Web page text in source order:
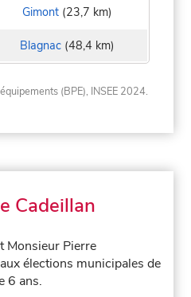
Gimont(23,7 km)
Blagnac(48,4 km)
(BPE), INSEE 2024.
Cadeillan
Monsieur Pierre
élections municipales de
6 ans.